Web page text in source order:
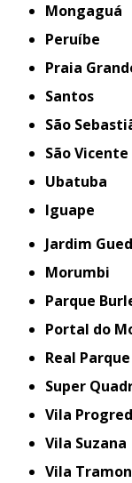
Mongaguá
Peruíbe
Praia
Santos
São
São Vicente
Ubatuba
iguape
Jardim
Morumbi
Parque
Portal do
Real Parque
Super
Vila
Vila Suzana
Vila